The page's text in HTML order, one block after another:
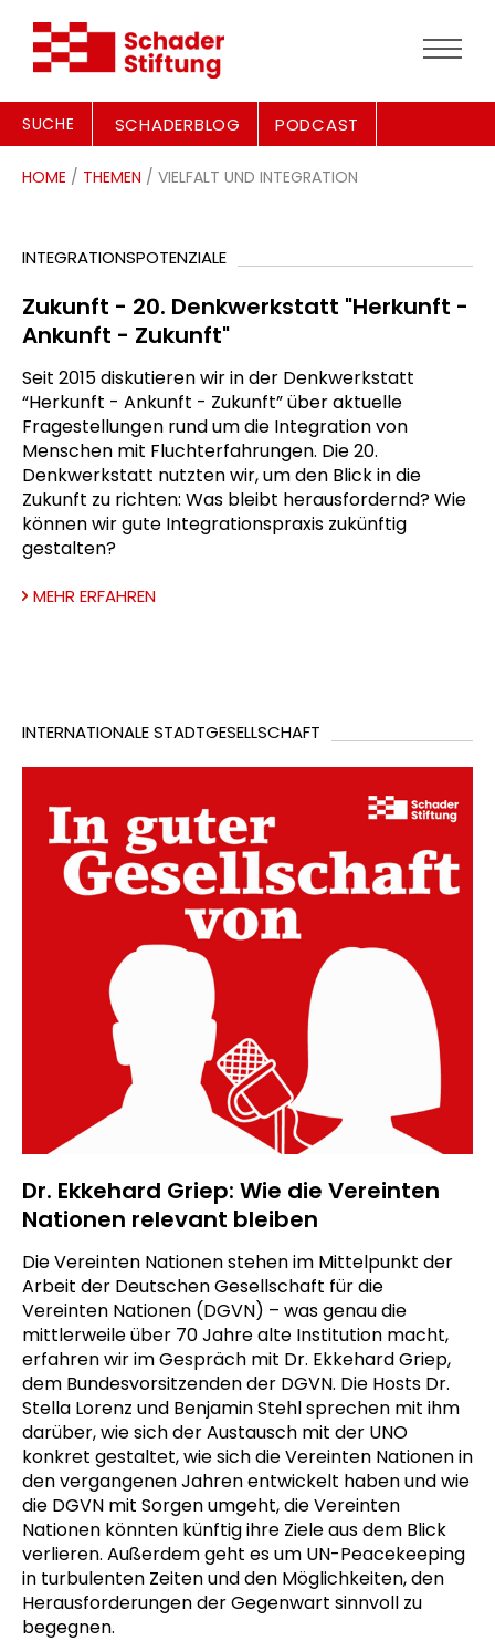
SUCHE SCHADERBLOG PODCAST
HOME / THEMEN / VIELFALT UND INTEGRATION
INTEGRATIONSPOTENZIALE
Zukunft - 20. Denkwerkstatt "Herkunft -
Ankunft - Zukunft"
Seit 2015 diskutieren wir in der Denkwerkstatt
“Herkunft - Ankunft - Zukunft” über aktuelle
Fragestellungen rund um die Integration von
Menschen mit Fluchterfahrungen. Die 20.
Denkwerkstatt nutzten wir, um den Blick in die
Zukunft zu richten: Was bleibt herausfordernd? Wie
können wir gute Integrationspraxis zukünftig
gestalten?
MEHR ERFAHREN
INTERNATIONALE STADTGESELLSCHAFT
Dr. Ekkehard Griep: Wie die Vereinten
Nationen relevant bleiben
Die Vereinten Nationen stehen im Mittelpunkt der
Arbeit der Deutschen Gesellschaft für die
Vereinten Nationen (DGVN) – was genau die
mittlerweile über 70 Jahre alte Institution macht,
erfahren wir im Gespräch mit Dr. Ekkehard Griep,
dem Bundesvorsitzenden der DGVN. Die Hosts Dr.
Stella Lorenz und Benjamin Stehl sprechen mit ihm
darüber, wie sich der Austausch mit der UNO
konkret gestaltet, wie sich die Vereinten Nationen in
den vergangenen Jahren entwickelt haben und wie
die DGVN mit Sorgen umgeht, die Vereinten
Nationen könnten künftig ihre Ziele aus dem Blick
verlieren. Außerdem geht es um UN-Peacekeeping
in turbulenten Zeiten und den Möglichkeiten, den
Herausforderungen der Gegenwart sinnvoll zu
begegnen.